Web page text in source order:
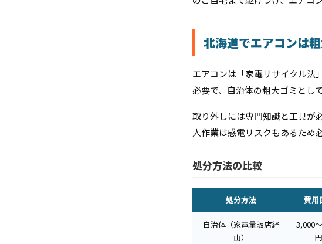
北海道でエアコンは
エアコンは「家電リサイクル法
必要で、自治体の粗大ゴミとし
取り外しには専門知識と工具が
人作業は感電リスクもあるため
処分方法の比較
処分方法 費用
自治体（家電量販店経
由）
3,000
円